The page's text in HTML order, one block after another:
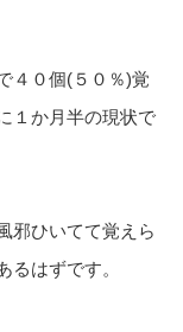
４０個(５０％)覚
１か月半の現状で
邪ひいてて覚えら
るはずです。